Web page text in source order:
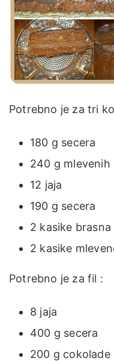
Potrebno je za tri
180 g secera
240 g mlevenih
12 jaja
190 g secera
2 kasike brasna
2 kasike
Potrebno je za fil :
8 jaja
400 g secera
200 g cokolade